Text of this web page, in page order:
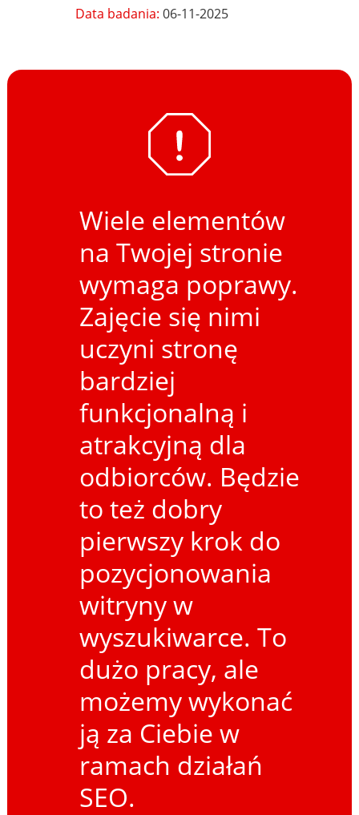
Data badania:06-11-2025
Wiele elementów
na Twojej stronie
wymaga poprawy.
Zajęcie się nimi
uczyni stronę
bardziej
funkcjonalną i
atrakcyjną dla
odbiorców. Będzie
to też dobry
pierwszy krok do
pozycjonowania
witryny w
wyszukiwarce. To
dużo pracy, ale
możemy wykonać
ją za Ciebie w
ramach działań
SEO.